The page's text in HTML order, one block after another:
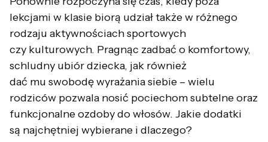
lekcjami w klasie biorą udział także w różnego
rodzaju aktywnościach sportowych
czy kulturowych. Pragnąc zadbać o komfortowy,
schludny ubiór dziecka, jak również
dać mu swobodę wyrażania siebie – wielu
rodziców pozwala nosić pociechom subtelne oraz
funkcjonalne ozdoby do włosów. Jakie dodatki
są najchętniej wybierane i dlaczego?